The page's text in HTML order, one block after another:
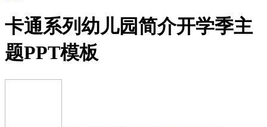
卡通系列幼儿园简介开学季主
题PPT模板